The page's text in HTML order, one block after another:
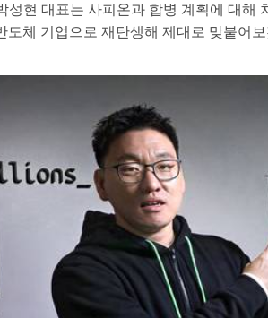
성현 대표는 사피온과 합병 계획에 대해
도체 기업으로 재탄생해 제대로 맞붙어